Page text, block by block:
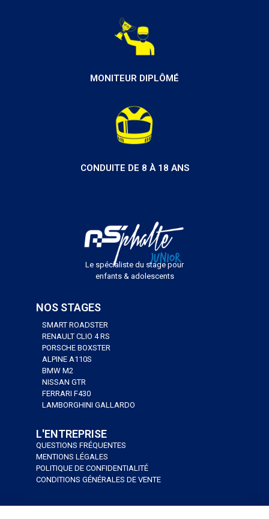
MONITEUR DIPLÔMÉ
CONDUITE DE 8 À 18 ANS
Le spécialiste du stage pour
enfants & adolescents
NOS STAGES
SMART ROADSTER
RENAULT CLIO 4 RS
PORSCHE BOXSTER
ALPINE A110S
BMW M2
NISSAN GTR
FERRARI F430
LAMBORGHINI GALLARDO
L'ENTREPRISE
QUESTIONS FRÉQUENTES
MENTIONS LÉGALES
POLITIQUE DE CONFIDENTIALITÉ
CONDITIONS GÉNÉRALES DE VENTE